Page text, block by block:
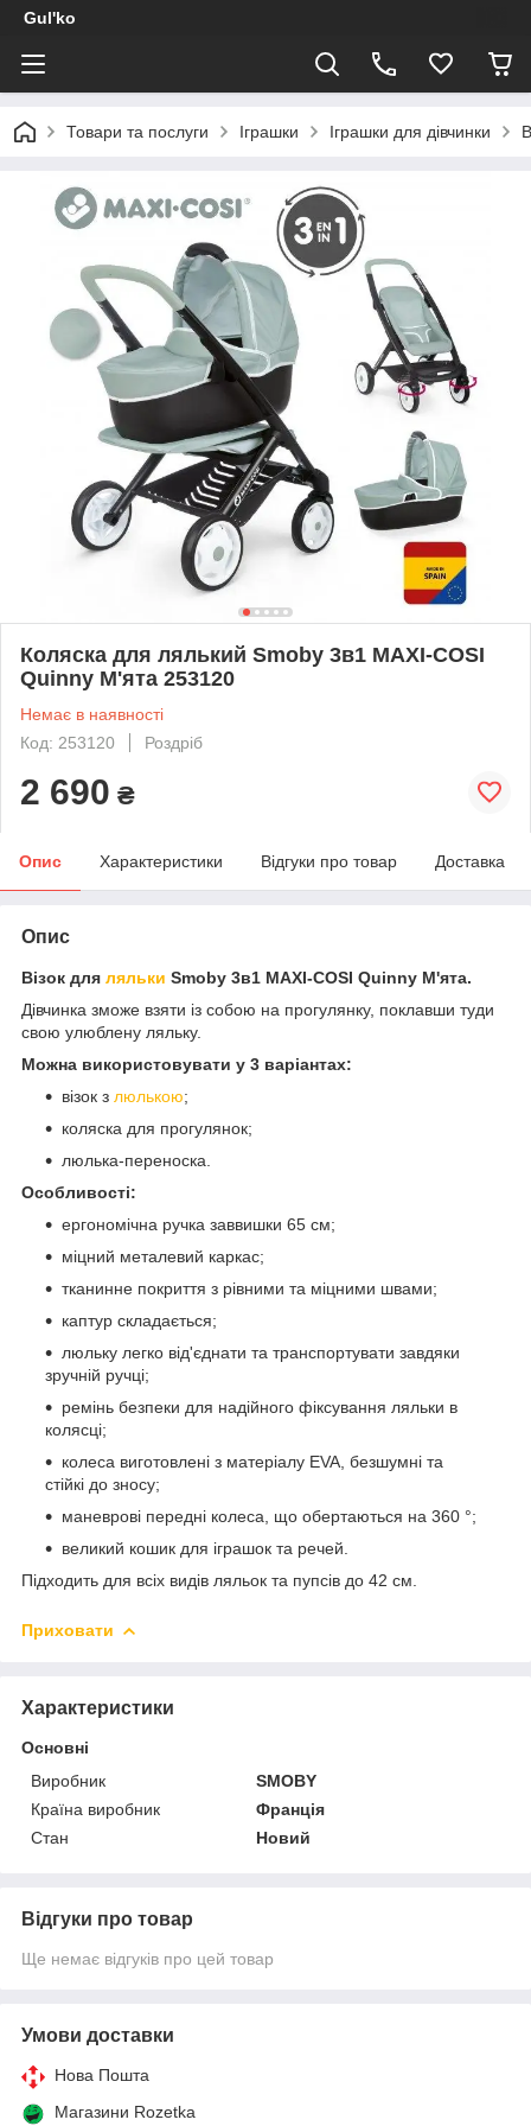
Gul'ko
Товари та послуги Іграшки Іграшки для дівчинки
Коляска для лялький Smoby 3в1 MAXI-COSI
Quinny М'ята 253120
Немає в наявності
Код: 253120
Роздріб
2 690 ₴
Опис Характеристики Відгуки про товар Доставка
Опис
Візок для ляльки Smoby 3в1 MAXI-COSI Quinny М'ята.
Дівчинка зможе взяти із собою на прогулянку, поклавши туди
свою улюблену ляльку.
Можна використовувати у 3 варіантах:
візок з люлькою;
коляска для прогулянок;
люлька-переноска.
Особливості:
ергономічна ручка заввишки 65 см;
міцний металевий каркас;
тканинне покриття з рівними та міцними швами;
каптур складається;
люльку легко від'єднати та транспортувати завдяки
зручній ручці;
ремінь безпеки для надійного фіксування ляльки в
колясці;
колеса виготовлені з матеріалу EVA, безшумні та
стійкі до зносу;
маневрові передні колеса, що обертаються на 360 °;
великий кошик для іграшок та речей.
Підходить для всіх видів ляльок та пупсів до 42 см.
Приховати
Характеристики
Основні
Виробник
SMOBY
Країна виробник
Франція
Стан
Новий
Відгуки про товар
Ще немає відгуків про цей товар
Умови доставки
Нова Пошта
Магазини Rozetka